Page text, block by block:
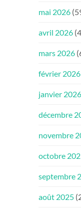
mai 2026
avril 2026
mars 2026
février 2026
janvier 2026
décembre
novembre
octobre
septembre
août 2025